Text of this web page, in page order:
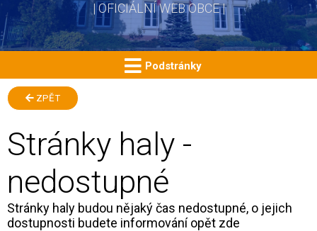
| OFICIÁLNÍ WEB OBCE |
Podstránky
ZPĚT
Stránky haly -
nedostupné
Stránky haly budou nějaký čas nedostupné, o jejich
dostupnosti budete informování opět zde